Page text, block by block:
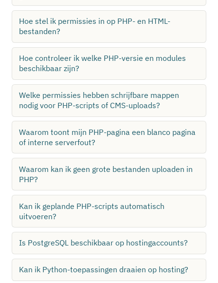
Hoe stel ik permissies in op PHP- en HTML-
bestanden?
Hoe controleer ik welke PHP-versie en modules
beschikbaar zijn?
Welke permissies hebben schrijfbare mappen
nodig voor PHP-scripts of CMS-uploads?
Waarom toont mijn PHP-pagina een blanco pagina
of interne serverfout?
Waarom kan ik geen grote bestanden uploaden in
PHP?
Kan ik geplande PHP-scripts automatisch
uitvoeren?
Is PostgreSQL beschikbaar op hostingaccounts?
Kan ik Python-toepassingen draaien op hosting?